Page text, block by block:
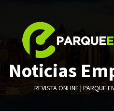
contenido
Noticias
REVISTA ONLINE | PARQUE